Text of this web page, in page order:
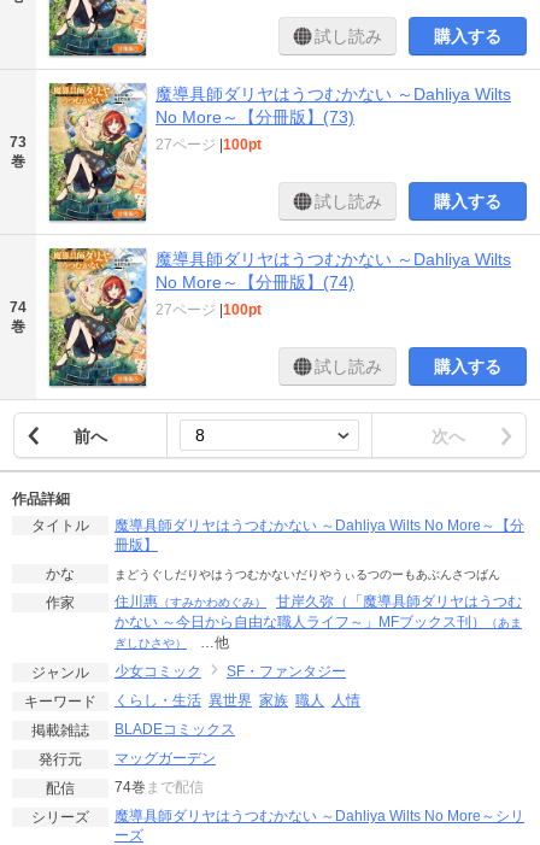
試し読み 購入する
73
巻
魔導具師ダリヤはうつむかない ～Dahliya Wilts
No More～【分冊版】(73)
27ページ 100pt
試し読み 購入する
74
巻
魔導具師ダリヤはうつむかない ～Dahliya Wilts
No More～【分冊版】(74)
27ページ 100pt
試し読み 購入する
前へ 次へ
作品詳細
タイトル
魔導具師ダリヤはうつむかない ～Dahliya Wilts No More～【分
冊版】
かな
まどうぐしだりやはうつむかないだりやうぃるつのーもあぶんさつばん
作家 住川惠 （すみかわめぐみ）
甘岸久弥（「魔導具師ダリヤはうつむ
かない ～今日から自由な職人ライフ～」MFブックス刊）
（あま
ぎしひさや）
…他
ジャンル
少女コミック
SF・ファンタジー
キーワード
くらし・生活 異世界 家族 職人
人情
掲載雑誌
BLADEコミックス
発行元
マッグガーデン
配信
74巻 まで配信
シリーズ
魔導具師ダリヤはうつむかない ～Dahliya Wilts No More～シリ
ーズ